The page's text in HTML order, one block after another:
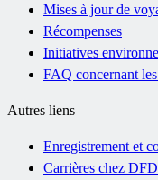
Mises à jour de
Récompenses
Initiatives
FAQ concernant
Autres liens
Enregistrement et
Carrières chez